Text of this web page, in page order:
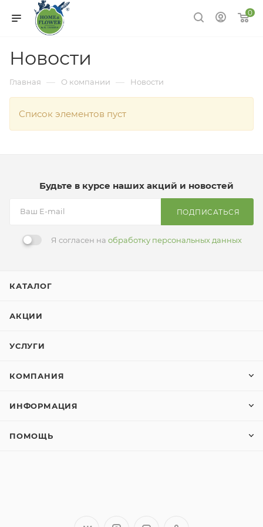
0
Новости
Главная — О компании — Новости
Список элементов пуст
Будьте в курсе наших акций и новостей
ПОДПИСАТЬСЯ
Я согласен на обработку персональных данных
КАТАЛОГ
АКЦИИ
УСЛУГИ
КОМПАНИЯ
ИНФОРМАЦИЯ
ПОМОЩЬ